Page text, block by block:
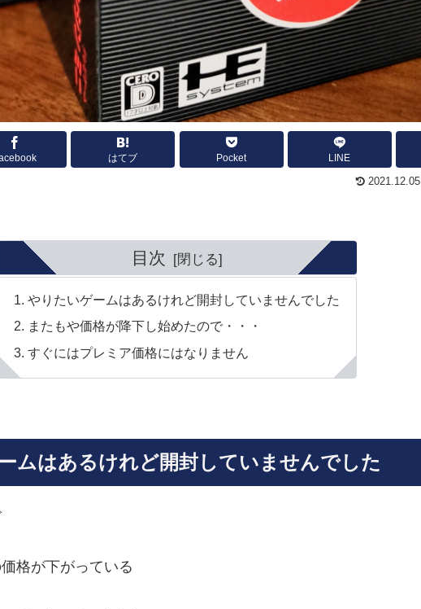
はてブ Pocket LINE
2021.12.05
目次
やりたいゲームはあるけれど開封していませんでした
またもや価格が降下し始めたので・・・
すぐにはプレミア価格にはなりません
ムはあるけれど開封していませんでした
格が下がっている